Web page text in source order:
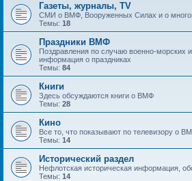
Газеты, журналы, TV
СМИ о ВМФ, Вооруженных Силах и о
Темы: 18
Праздники ВМФ
Поздравления по случаю военно-морских
информация о праздниках
Темы: 84
Книги
Здесь обсуждаются книги о ВМФ
Темы: 28
Кино
Все то, что показывают по телевизору о
Темы: 14
Исторический раздел
Нефлотская историческая информация,
Темы: 14